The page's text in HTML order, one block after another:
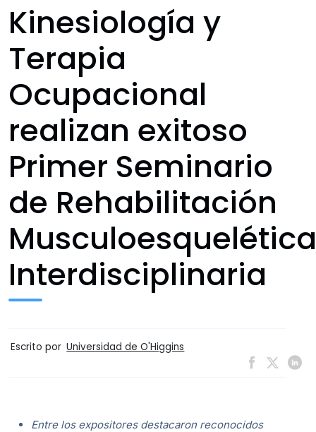
Kinesiología y
Terapia
Ocupacional
realizan exitoso
Primer Seminario
de Rehabilitación
Musculoesquelética
Interdisciplinaria
Escrito por Universidad de O'Higgins
Entre los expositores destacaron reconocidos